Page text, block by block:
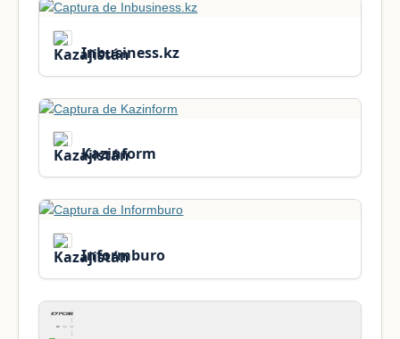
Inbusiness.kz
Kazinform
Informburo